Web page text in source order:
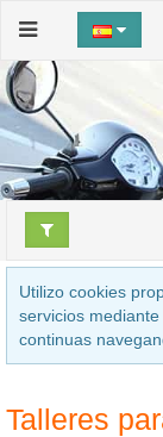
Utilizo cookies
servicios
continuas
Talleres